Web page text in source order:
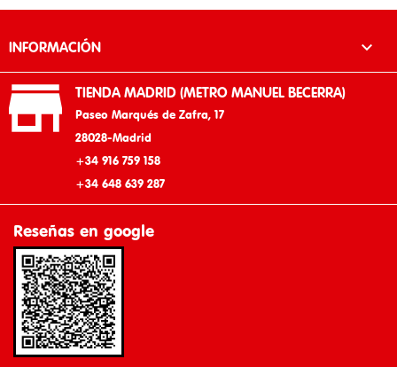
INFORMACIÓN 
 TIENDA MADRID (METRO MANUEL BECERRA)
Paseo Marqués de Zafra, 17
28028-Madrid
+34 916 759 158
+34 648 639 287
Reseñas en google